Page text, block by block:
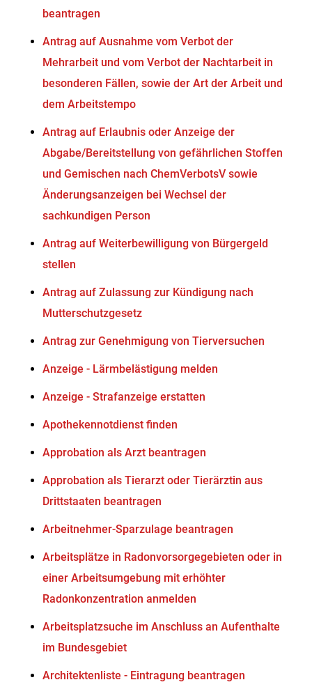
beantragen
Antrag auf Ausnahme vom Verbot der
Mehrarbeit und vom Verbot der Nachtarbeit in
besonderen Fällen, sowie der Art der Arbeit und
dem Arbeitstempo
Antrag auf Erlaubnis oder Anzeige der
Abgabe/Bereitstellung von gefährlichen Stoffen
und Gemischen nach ChemVerbotsV sowie
Änderungsanzeigen bei Wechsel der
sachkundigen Person
Antrag auf Weiterbewilligung von Bürgergeld
stellen
Antrag auf Zulassung zur Kündigung nach
Mutterschutzgesetz
Antrag zur Genehmigung von Tierversuchen
Anzeige - Lärmbelästigung melden
Anzeige - Strafanzeige erstatten
Apothekennotdienst finden
Approbation als Arzt beantragen
Approbation als Tierarzt oder Tierärztin aus
Drittstaaten beantragen
Arbeitnehmer-Sparzulage beantragen
Arbeitsplätze in Radonvorsorgegebieten oder in
einer Arbeitsumgebung mit erhöhter
Radonkonzentration anmelden
Arbeitsplatzsuche im Anschluss an Aufenthalte
im Bundesgebiet
Architektenliste - Eintragung beantragen